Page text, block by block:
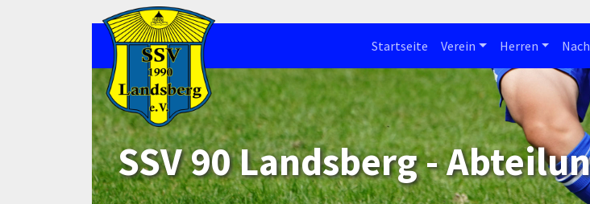
Startseite Verein Herren
SSV 90 Landsberg -